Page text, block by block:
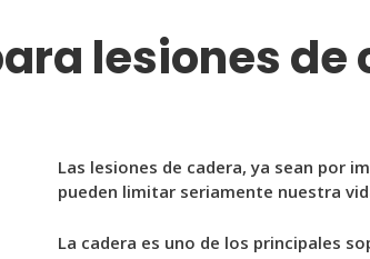
lesiones de
Las lesiones de cadera, ya sean por
pueden limitar seriamente nuestra
La cadera es uno de los principales